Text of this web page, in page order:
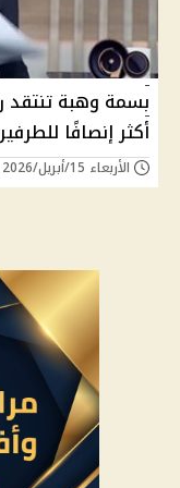
بسمة وهبة تنتقد
أكثر إنصافًا
الأربعاء 15/أبريل/2026 - 02:02 م